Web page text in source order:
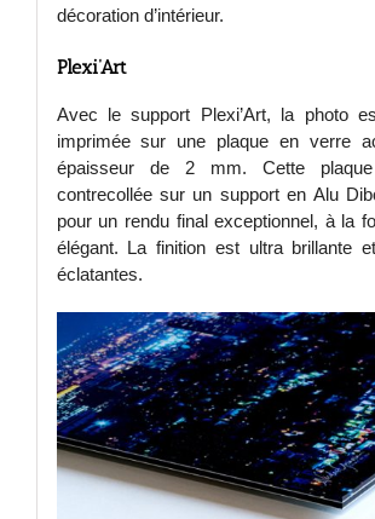
décoration d’intérieur.
Plexi’Art
Avec le support Plexi’Art, la photo
imprimée sur une plaque en verre
épaisseur de 2 mm. Cette
contrecollée sur un support en Alu
pour un rendu final exceptionnel, à la
élégant. La finition est ultra brillante
éclatantes.